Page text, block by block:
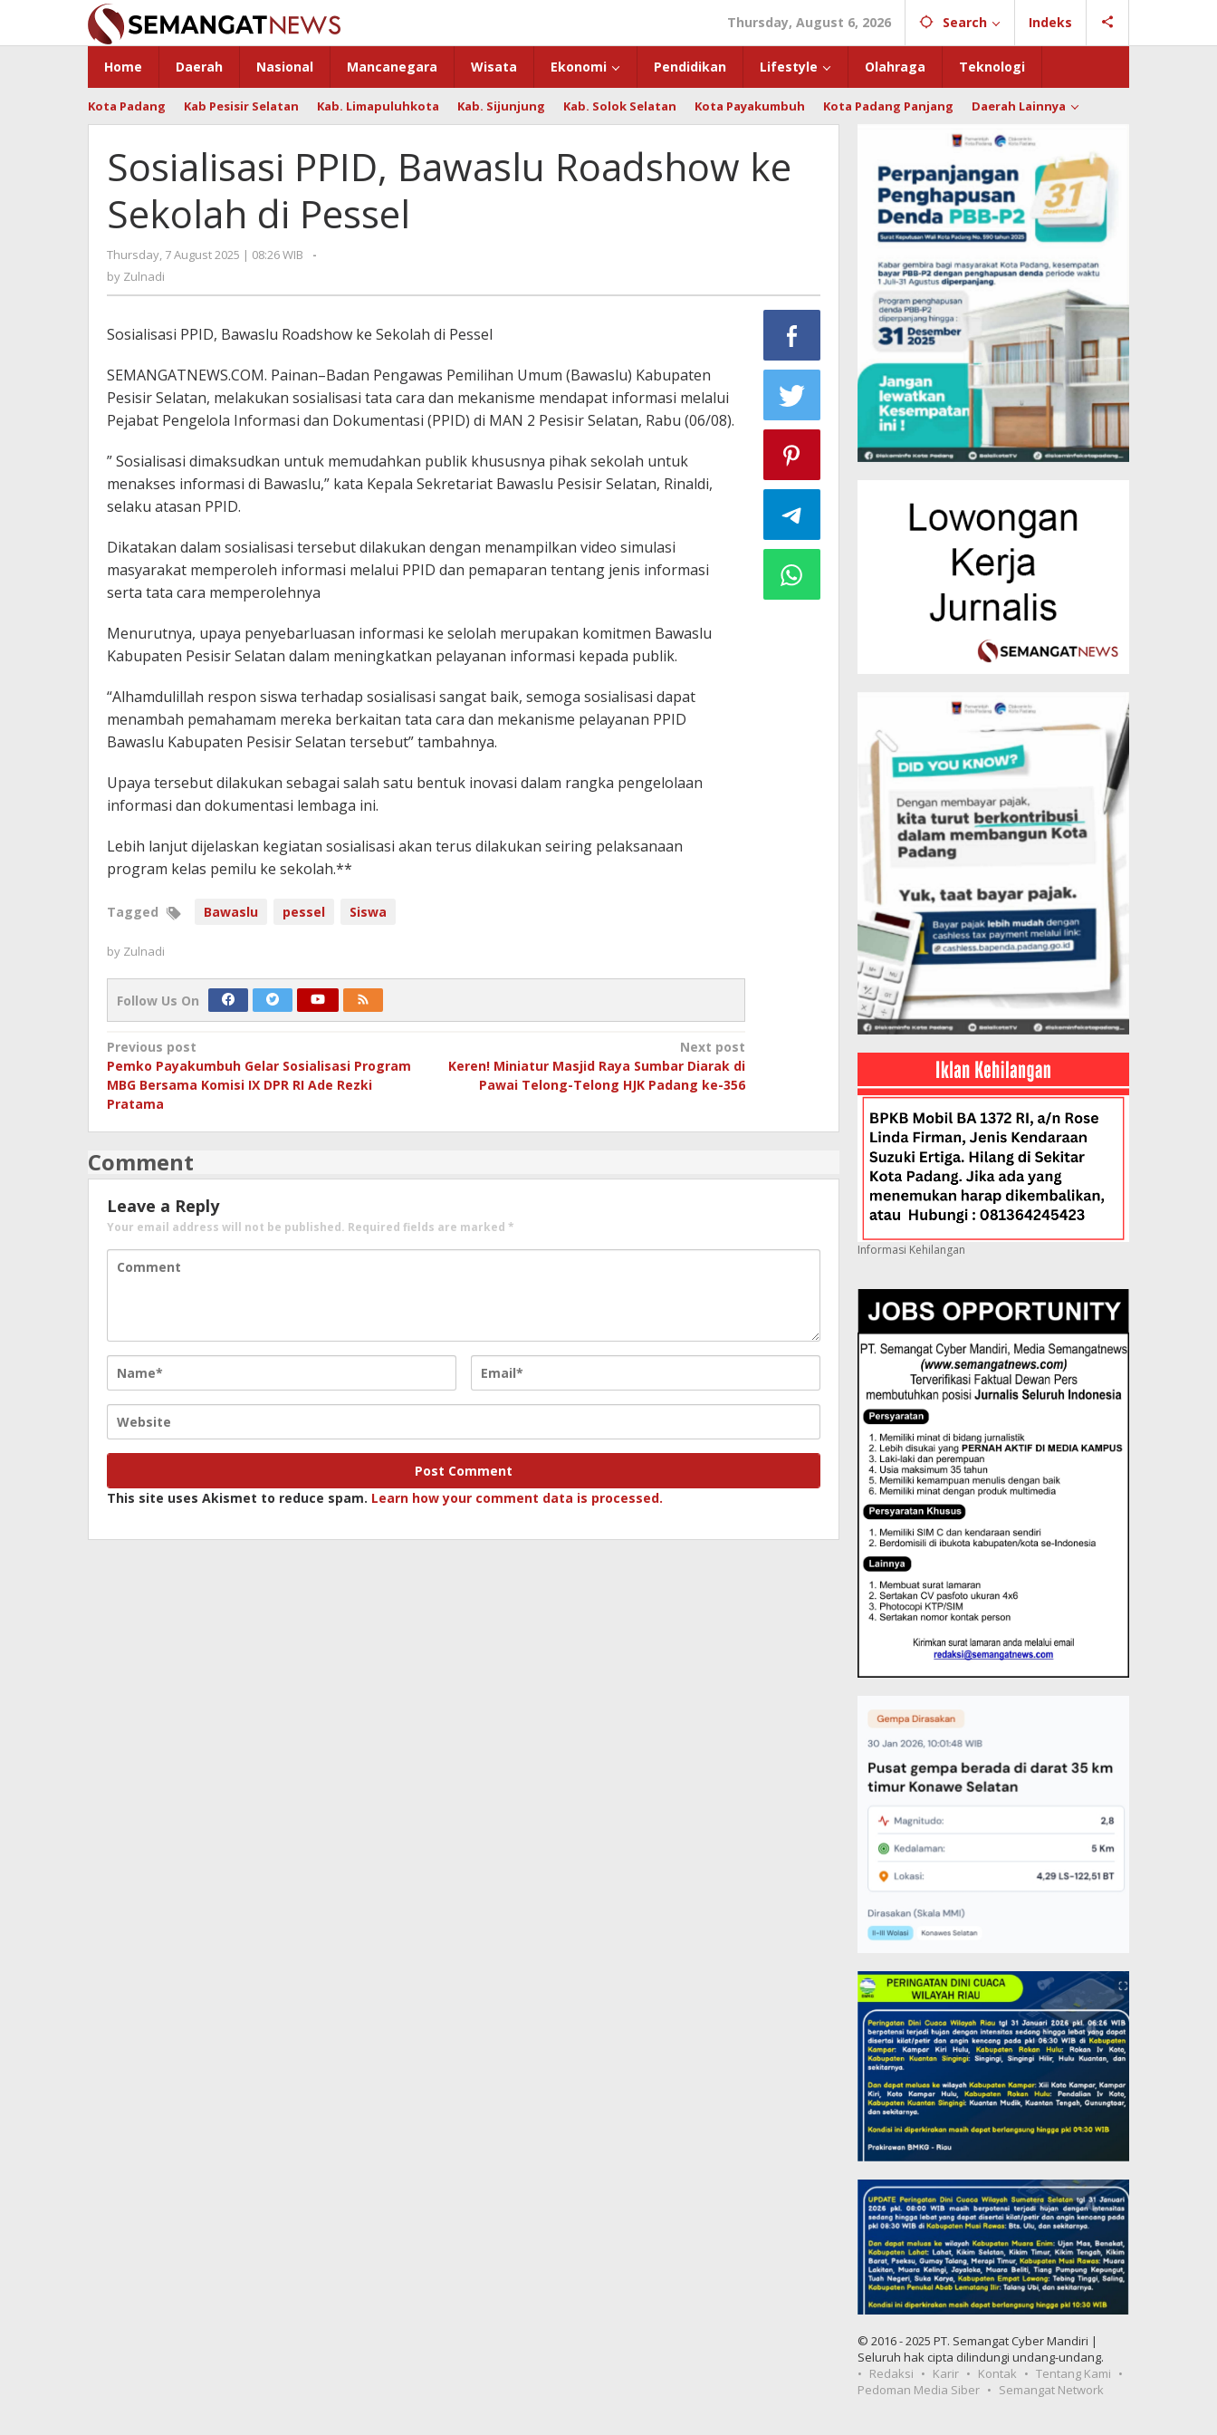
content
Thursday, August 6, 2026 Search Indeks
Home Daerah Nasional Mancanegara Wisata Ekonomi Pendidikan Lifestyle Olahraga Teknologi
Kota Padang Kab Pesisir Selatan Kab. Limapuluhkota Kab. Sijunjung Kab. Solok Selatan Kota Payakumbuh Kota Padang Panjang Daerah Lainnya
Sosialisasi PPID, Bawaslu Roadshow ke
Sekolah di Pessel
Thursday, 7 August 2025 | 08:26 WIB
by
-
by Zulnadi
Sosialisasi PPID, Bawaslu Roadshow ke Sekolah di Pessel
SEMANGATNEWS.COM. Painan–Badan Pengawas Pemilihan Umum (Bawaslu) Kabupaten
Pesisir Selatan, melakukan sosialisasi tata cara dan mekanisme mendapat informasi melalui
Pejabat Pengelola Informasi dan Dokumentasi (PPID) di MAN 2 Pesisir Selatan, Rabu (06/08).
” Sosialisasi dimaksudkan untuk memudahkan publik khususnya pihak sekolah untuk
menakses informasi di Bawaslu,” kata Kepala Sekretariat Bawaslu Pesisir Selatan, Rinaldi,
selaku atasan PPID.
Dikatakan dalam sosialisasi tersebut dilakukan dengan menampilkan video simulasi
masyarakat memperoleh informasi melalui PPID dan pemaparan tentang jenis informasi
serta tata cara memperolehnya
Menurutnya, upaya penyebarluasan informasi ke selolah merupakan komitmen Bawaslu
Kabupaten Pesisir Selatan dalam meningkatkan pelayanan informasi kepada publik.
“Alhamdulillah respon siswa terhadap sosialisasi sangat baik, semoga sosialisasi dapat
menambah pemahamam mereka berkaitan tata cara dan mekanisme pelayanan PPID
Bawaslu Kabupaten Pesisir Selatan tersebut” tambahnya.
Upaya tersebut dilakukan sebagai salah satu bentuk inovasi dalam rangka pengelolaan
informasi dan dokumentasi lembaga ini.
Lebih lanjut dijelaskan kegiatan sosialisasi akan terus dilakukan seiring pelaksanaan
program kelas pemilu ke sekolah.**
Tagged Bawaslu pessel Siswa
by Zulnadi
Follow Us On
Post
navigation
Previous post
Pemko Payakumbuh Gelar Sosialisasi Program
MBG Bersama Komisi IX DPR RI Ade Rezki
Pratama
Next post
Keren! Miniatur Masjid Raya Sumbar Diarak di
Pawai Telong-Telong HJK Padang ke-356
Comment
Leave a Reply
Your email address will not be published. Required fields are marked *
This site uses Akismet to reduce spam. Learn how your comment data is processed.
Informasi Kehilangan
© 2016 - 2025 PT. Semangat Cyber Mandiri |
Seluruh hak cipta dilindungi undang-undang.
Redaksi
Karir Kontak
Tentang Kami
Pedoman Media Siber
Semangat Network